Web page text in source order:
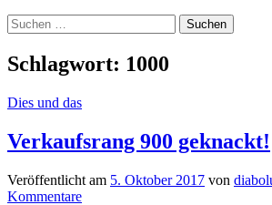
Suchen
nach:
Schlagwort: 1000
Dies und das
Verkaufsrang 900 geknackt!
Veröffentlicht am 5. Oktober 2017 von
Kommentare